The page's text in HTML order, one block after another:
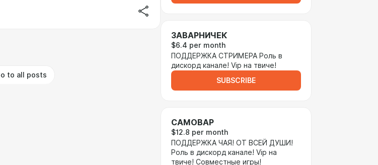
to all posts
ЗАВАРНИЧЕК
$6.4 per month
ПОДДЕРЖКА СТРИМЕРА Роль в
дискорд канале! Vip на твиче!
SUBSCRIBE
САМОВАР
$12.8 per month
ПОДДЕРЖКА ЧАЯ! ОТ ВСЕЙ ДУШИ!
Роль в дискорд канале! Vip на
твиче! Совместные игры!